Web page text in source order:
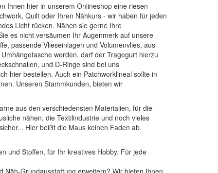
Ihnen hier in unserem Onlineshop eine riesen
Quilt oder Ihren Nähkurs - wir haben für jeden
Licht rücken. Nähen sie gerne Ihre
es nicht versäumen Ihr Augenmerk auf unsere
, passende Vlieseinlagen und Volumenvlies, aus
werden, darf der Tragegurt hierzu
und D-Ringe sind bei uns
hier bestellen. Auch ein Patchworklineal sollte in
. Unseren Stammkunden, bieten wir
aus den verschiedensten Materialien, für die
nähen, die Textilindustrie und noch vieles
Hier beißt die Maus keinen Faden ab.
und Stoffen, für Ihr kreatives Hobby. Für jede
Näh-Grundausstattung erweitern? Wir bieten Ihnen